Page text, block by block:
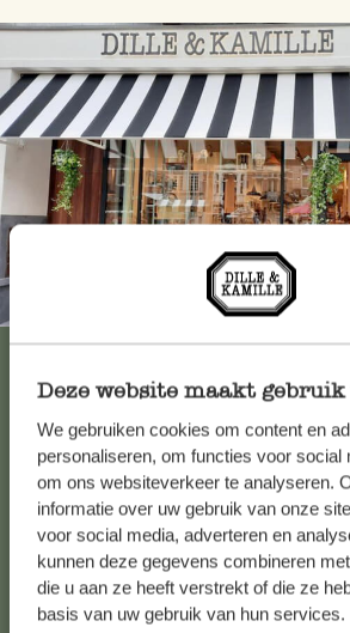
Deze website maakt gebruik
We gebruiken cookies om content en
personaliseren, om functies voor social
om ons websiteverkeer te analyseren.
informatie over uw gebruik van onze
voor social media, adverteren en
kunnen deze gegevens combineren
die u aan ze heeft verstrekt of die ze
basis van uw gebruik van hun services.
Immer in der Nähe
Kundenservice/
Falls Sie Fragen haben oder Tipps und
Sie sich bitte an unseren Kundenservice.
die Antworten auf häufig gestellte Fragen